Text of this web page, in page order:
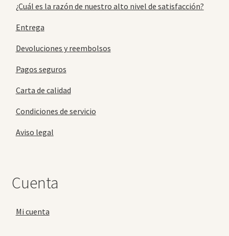
¿Cuál es la razón de nuestro alto nivel de satisfacción?
Entrega
Devoluciones y reembolsos
Pagos seguros
Carta de calidad
Condiciones de servicio
Aviso legal
Cuenta
Mi cuenta